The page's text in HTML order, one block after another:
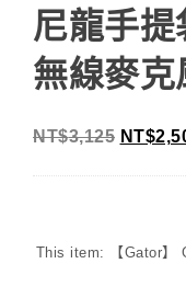
尼龍手
無線麥克
NT$3,125 NT$
This item:
【Gator